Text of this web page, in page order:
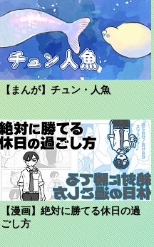
【まんが】チュン・人魚
【漫画】絶対に勝てる休日の過
ごし方